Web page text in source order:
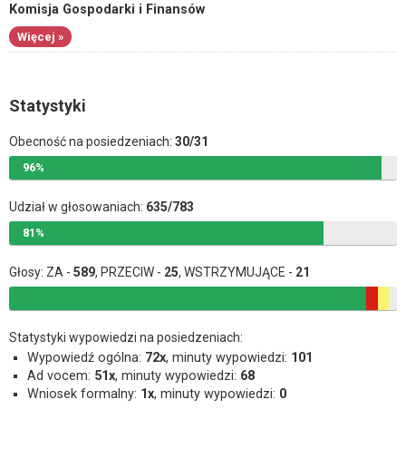
Komisja Gospodarki i Finansów
Więcej »
Statystyki
Obecność na posiedzeniach: 30/31
96%
Udział w głosowaniach: 635/783
81%
Głosy: ZA - 589, PRZECIW - 25, WSTRZYMUJĄCE - 21
Statystyki wypowiedzi na posiedzeniach:
Wypowiedź ogólna: 72x, minuty wypowiedzi: 101
Ad vocem: 51x, minuty wypowiedzi: 68
Wniosek formalny: 1x, minuty wypowiedzi: 0